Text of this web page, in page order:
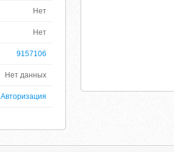
Нет
Нет
9157106
Нет данных
Авторизация